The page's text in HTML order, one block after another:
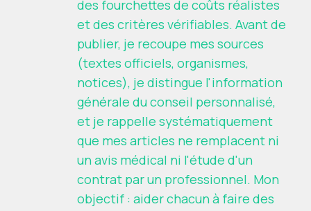
des fourchettes de coûts réalistes
et des critères vérifiables. Avant de
publier, je recoupe mes sources
(textes officiels, organismes,
notices), je distingue l'information
générale du conseil personnalisé,
et je rappelle systématiquement
que mes articles ne remplacent ni
un avis médical ni l'étude d'un
contrat par un professionnel. Mon
objectif : aider chacun à faire des